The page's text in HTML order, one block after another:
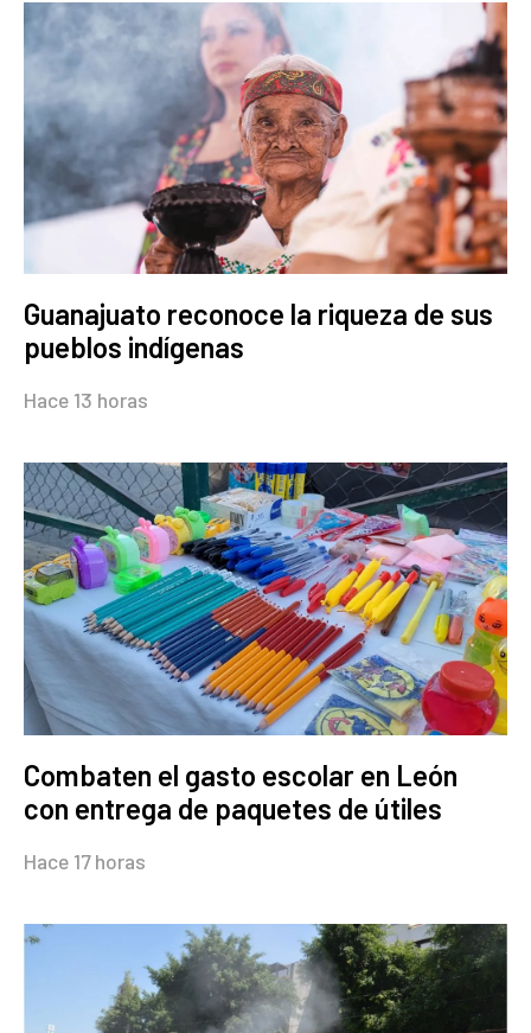
Guanajuato reconoce la riqueza de sus
pueblos indígenas
Hace 13 horas
Combaten el gasto escolar en León
con entrega de paquetes de útiles
Hace 17 horas